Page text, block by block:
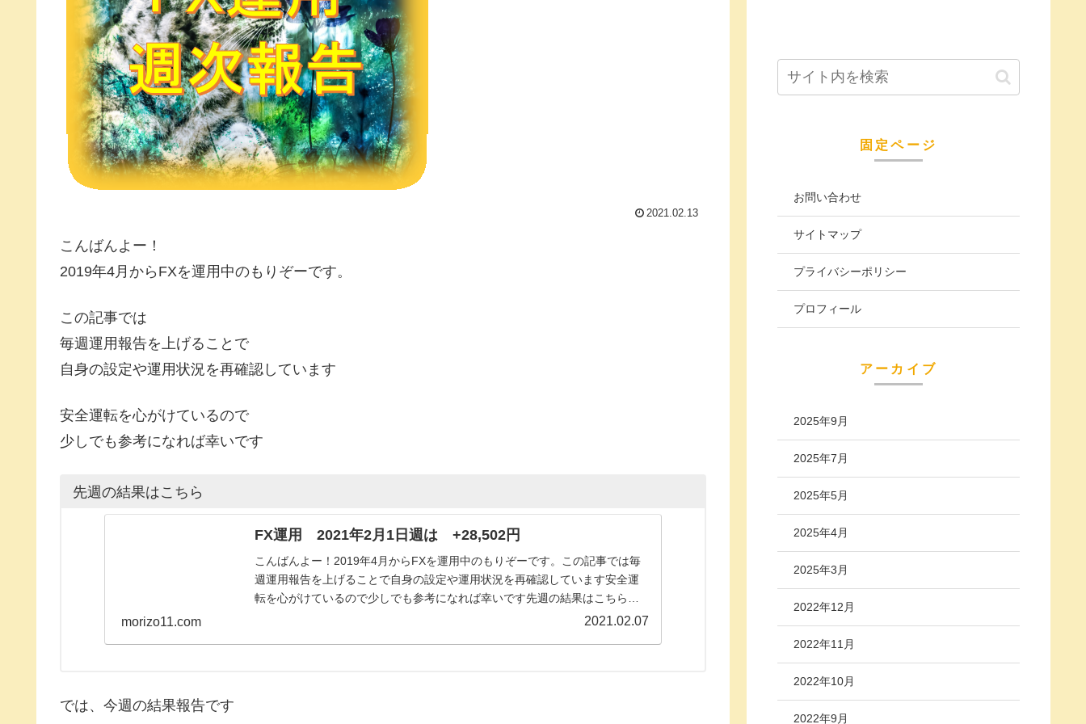
2021.02.13
こんばんよー！
2019年4月からFXを運用中のもりぞーです。
この記事では
毎週運用報告を上げることで
自身の設定や運用状況を再確認しています
安全運転を心がけているので
少しでも参考になれば幸いです
先週の結果はこちら
FX運用 2021年2月1日週は +28,502円
こんばんよー！2019年4月からFXを運用中のもりぞーです。この記事では毎
週運用報告を上げることで自身の設定や運用状況を再確認しています安全運
転を心がけているので少しでも参考になれば幸いです先週の結果はこちらで
morizo11.com 2021.02.07
では、今週の結果報告です
固定ページ
お問い合わせ
サイトマップ
プライバシーポリシー
プロフィール
アーカイブ
2025年9月
2025年7月
2025年5月
2025年4月
2025年3月
2022年12月
2022年11月
2022年10月
2022年9月